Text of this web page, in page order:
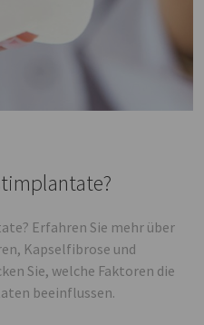
Erfahren Sie mehr über
Kapselfibrose und
Sie, welche Faktoren die
beeinflussen.